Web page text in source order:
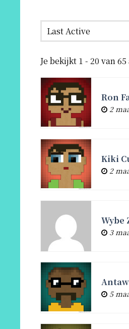
Members
directory
Je bekijkt 1 - 20 van
Ron
2
Kiki
2
Wybe
3
5